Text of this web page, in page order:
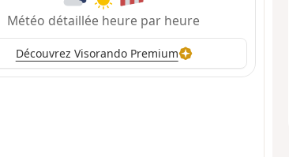
Météo détaillée heure par heure
Découvrez Visorando Premium